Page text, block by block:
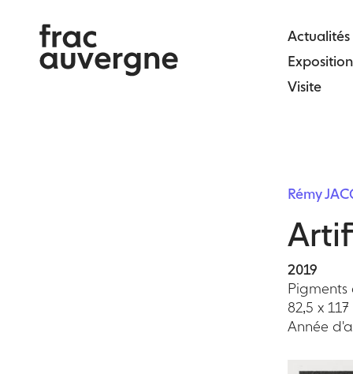
content
Actualités
Visite
Rémy
2019
Pigments
82,5 x
Année